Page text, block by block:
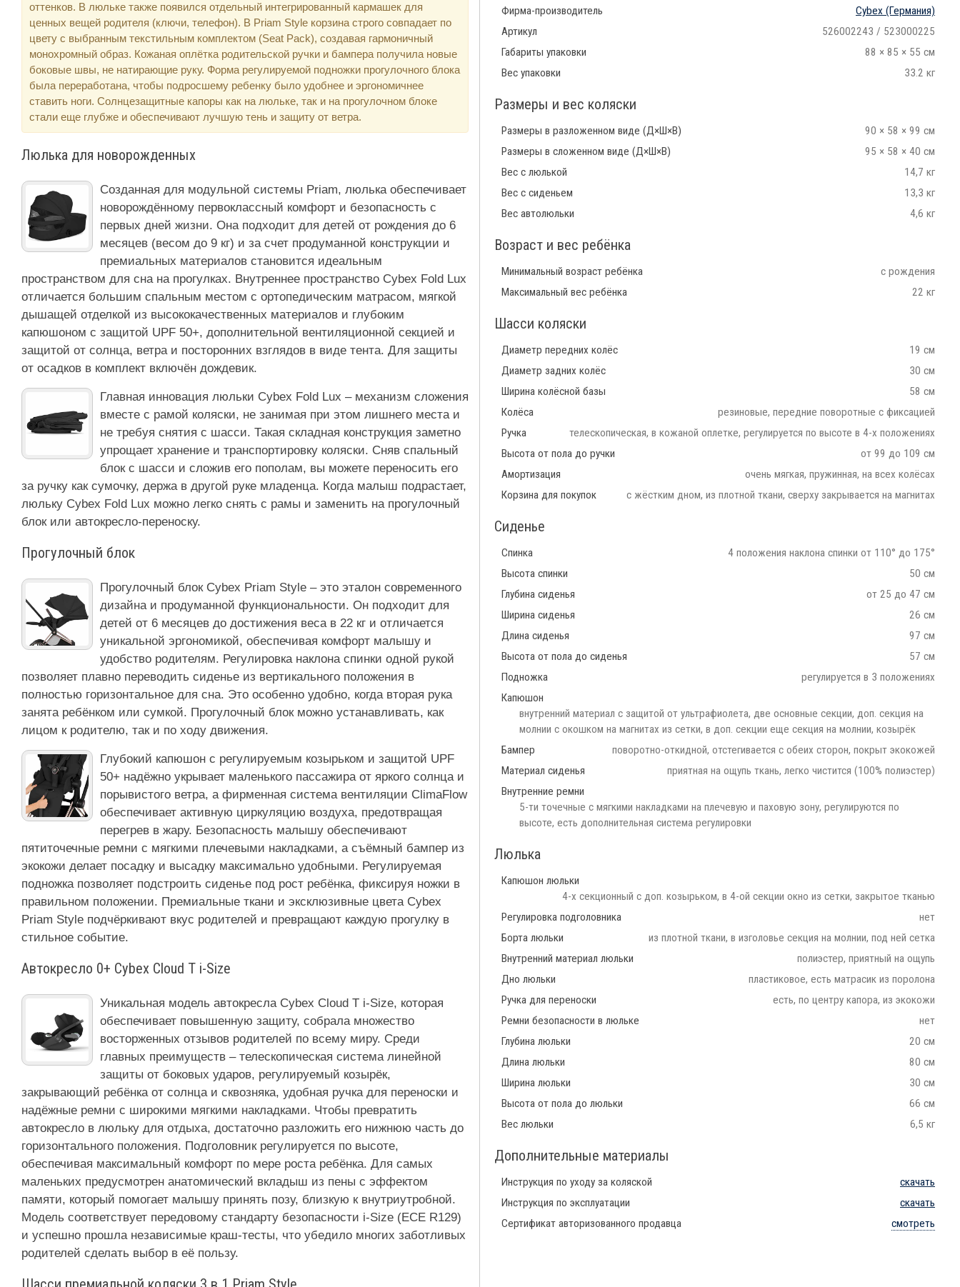
оттенков. В люльке также появился отдельный интегрированный кармашек для
ценных вещей родителя (ключи, телефон). В Priam Style корзина строго совпадает по
цвету с выбранным текстильным комплектом (Seat Pack), создавая гармоничный
монохромный образ. Кожаная оплётка родительской ручки и бампера получила новые
боковые швы, не натирающие руку. Форма регулируемой подножки прогулочного блока
была переработана, чтобы подросшему ребенку было удобнее и эргономичнее
ставить ноги. Солнцезащитные капоры как на люльке, так и на прогулочном блоке
стали еще глубже и обеспечивают лучшую тень и защиту от ветра.
Люлька для новорожденных
Созданная для модульной системы Priam, люлька обеспечивает
новорождённому первоклассный комфорт и безопасность с
первых дней жизни. Она подходит для детей от рождения до 6
месяцев (весом до 9 кг) и за счет продуманной конструкции и
премиальных материалов становится идеальным
пространством для сна на прогулках. Внутреннее пространство Cybex Fold Lux
отличается большим спальным местом с ортопедическим матрасом, мягкой
дышащей отделкой из высококачественных материалов и глубоким
капюшоном с защитой UPF 50+, дополнительной вентиляционной секцией и
защитой от солнца, ветра и посторонних взглядов в виде тента. Для защиты
от осадков в комплект включён дождевик.
Главная инновация люльки Cybex Fold Lux – механизм сложения
вместе с рамой коляски, не занимая при этом лишнего места и
не требуя снятия с шасси. Такая складная конструкция заметно
упрощает хранение и транспортировку коляски. Сняв спальный
блок с шасси и сложив его пополам, вы можете переносить его
за ручку как сумочку, держа в другой руке младенца. Когда малыш подрастает,
люльку Cybex Fold Lux можно легко снять с рамы и заменить на прогулочный
блок или автокресло-переноску.
Прогулочный блок
Прогулочный блок Cybex Priam Style – это эталон современного
дизайна и продуманной функциональности. Он подходит для
детей от 6 месяцев до достижения веса в 22 кг и отличается
уникальной эргономикой, обеспечивая комфорт малышу и
удобство родителям. Регулировка наклона спинки одной рукой
позволяет плавно переводить сиденье из вертикального положения в
полностью горизонтальное для сна. Это особенно удобно, когда вторая рука
занята ребёнком или сумкой. Прогулочный блок можно устанавливать, как
лицом к родителю, так и по ходу движения.
Глубокий капюшон с регулируемым козырьком и защитой UPF
50+ надёжно укрывает маленького пассажира от яркого солнца и
порывистого ветра, а фирменная система вентиляции ClimaFlow
обеспечивает активную циркуляцию воздуха, предотвращая
перегрев в жару. Безопасность малышу обеспечивают
пятиточечные ремни с мягкими плечевыми накладками, а съёмный бампер из
экокожи делает посадку и высадку максимально удобными. Регулируемая
подножка позволяет подстроить сиденье под рост ребёнка, фиксируя ножки в
правильном положении. Премиальные ткани и эксклюзивные цвета Cybex
Priam Style подчёркивают вкус родителей и превращают каждую прогулку в
стильное событие.
Автокресло 0+ Cybex Cloud T i-Size
Уникальная модель автокресла Cybex Cloud T i-Size, которая
обеспечивает повышенную защиту, собрала множество
восторженных отзывов родителей по всему миру. Среди
главных преимуществ – телескопическая система линейной
защиты от боковых ударов, регулируемый козырёк,
закрывающий ребёнка от солнца и сквозняка, удобная ручка для переноски и
надёжные ремни с широкими мягкими накладками. Чтобы превратить
автокресло в люльку для отдыха, достаточно разложить его нижнюю часть до
горизонтального положения. Подголовник регулируется по высоте,
обеспечивая максимальный комфорт по мере роста ребёнка. Для самых
маленьких предусмотрен анатомический вкладыш из пены с эффектом
памяти, который помогает малышу принять позу, близкую к внутриутробной.
Модель соответствует передовому стандарту безопасности i-Size (ECE R129)
и успешно прошла независимые краш-тесты, что убедило многих заботливых
родителей сделать выбор в её пользу.
Фирма-производитель Cybex (Германия)
Артикул
526002243 / 523000225
Габариты упаковки
88 × 85 × 55 см
Вес упаковки
33.2 кг
Размеры и вес коляски
Размеры в разложенном виде (Д×Ш×В)
90 × 58 × 99 см
Размеры в сложенном виде (Д×Ш×В)
95 × 58 × 40 см
Вес с люлькой
14,7 кг
Вес с сиденьем
13,3 кг
Вес автолюльки
4,6 кг
Возраст и вес ребёнка
Минимальный возраст ребёнка
с рождения
Максимальный вес ребёнка
22 кг
Шасси коляски
Диаметр передних колёс
19 см
Диаметр задних колёс
30 см
Ширина колёсной базы
58 см
Колёса
резиновые, передние поворотные с фиксацией
Ручка
телескопическая, в кожаной оплетке, регулируется по высоте в 4-х положениях
Высота от пола до ручки
от 99 до 109 см
Амортизация
очень мягкая, пружинная, на всех колёсах
Корзина для покупок
с жёстким дном, из плотной ткани, сверху закрывается на магнитах
Сиденье
Спинка
4 положения наклона спинки от 110° до 175°
Высота спинки
50 см
Глубина сиденья
от 25 до 47 см
Ширина сиденья
26 см
Длина сиденья
97 см
Высота от пола до сиденья
57 см
Подножка
регулируется в 3 положениях
Капюшон
внутренний материал с защитой от ультрафиолета, две основные секции, доп. секция на
молнии с окошком на магнитах из сетки, в доп. секции еще секция на молнии, козырёк
Бампер
поворотно-откидной, отстегивается с обеих сторон, покрыт экокожей
Материал сиденья
приятная на ощупь ткань, легко чистится (100% полиэстер)
Внутренние ремни
5-ти точечные с мягкими накладками на плечевую и паховую зону, регулируются по
высоте, есть дополнительная система регулировки
Люлька
Капюшон люльки
4-х секционный с доп. козырьком, в 4-ой секции окно из сетки, закрытое тканью
Регулировка подголовника
нет
Борта люльки
из плотной ткани, в изголовье секция на молнии, под ней сетка
Внутренний материал люльки
полиэстер, приятный на ощупь
Дно люльки
пластиковое, есть матрасик из поролона
Ручка для переноски
есть, по центру капора, из экокожи
Ремни безопасности в люльке
нет
Глубина люльки
20 см
Длина люльки
80 см
Ширина люльки
30 см
Высота от пола до люльки
66 см
Вес люльки
6,5 кг
Дополнительные материалы
Инструкция по уходу за коляской
скачать
Инструкция по эксплуатации
скачать
Сертификат авторизованного продавца
смотреть